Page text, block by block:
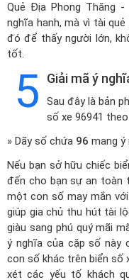
Quẻ Địa Phong Thăng
nghĩa hanh, mà vì tài
đó để thấy người lớn,
tốt.
5 Giải mã ý
Sau đây là bản
số xe 96941
» Dãy số chứa 96 mang ý
Nếu bạn sở hữu chiếc
đến cho bạn sự an toàn
một con số may mắn
giúp gia chủ thu hút tài
giàu sang phú quý mãi
ý nghĩa của cặp số này
con số khác trên biển số
xét các yếu tố khách